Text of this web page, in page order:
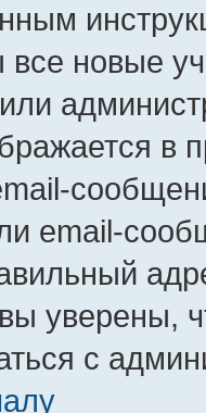
все новые
в
email-
уверены,
с